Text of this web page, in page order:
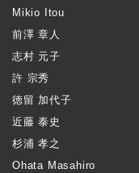
Mikio Itou
前澤 章人
志村 元子
許 宗秀
徳留 加代子
近藤 泰史
杉浦 孝之
Ohata Masahiro